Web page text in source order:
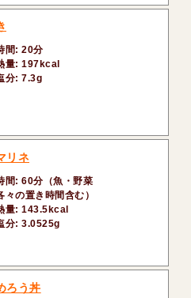
間: 20分
量: 197kcal
分: 7.3g
リネ
間: 60分（魚・野菜
々の置き時間含む）
量: 143.5kcal
分: 3.0525g
ろう丼